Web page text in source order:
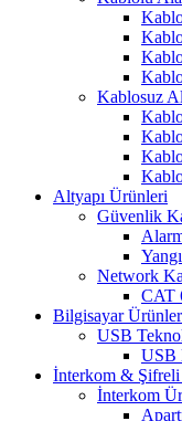
Kablosuz
Altyapı Ürünleri
Güvenlik
Network
CAT
Bilgisayar
USB
USB
İnterkom & Şifreli
İnterkom